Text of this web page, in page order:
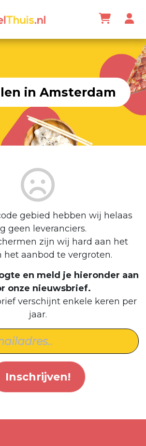
in Amsterdam
gebied hebben wij helaas
geen leveranciers.
zijn wij hard aan het
het aanbod te vergroten.
en meld je hieronder aan
onze nieuwsbrief.
verschijnt enkele keren per
jaar.
Inschrijven!